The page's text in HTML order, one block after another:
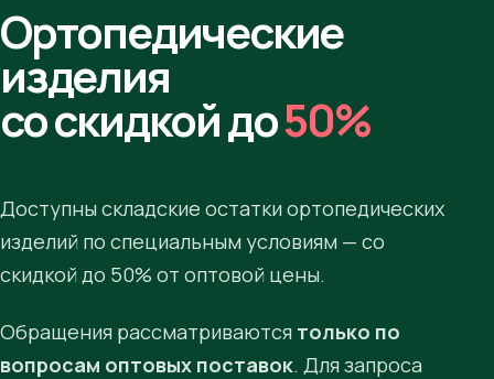
Ортопедические
изделия
со скидкой до50%
Доступны складские остатки ортопедических
изделий по специальным условиям — со
скидкой до 50% от оптовой цены.
Обращения рассматриваются только по
вопросам оптовых поставок. Для запроса